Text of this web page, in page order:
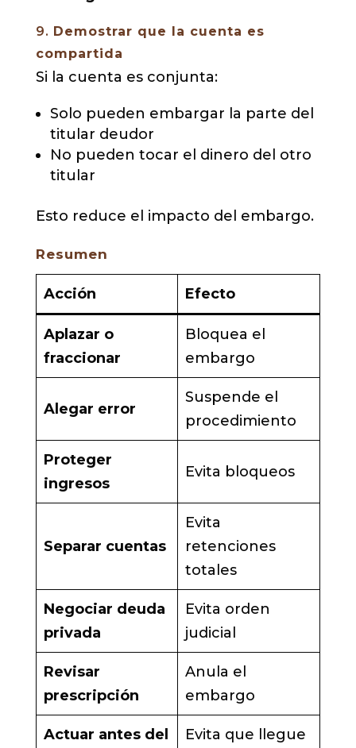
9. Demostrar que la cuenta es
compartida
Si la cuenta es conjunta:
Solo pueden embargar la parte del
titular deudor
No pueden tocar el dinero del otro
titular
Esto reduce el impacto del embargo.
Resumen
Acción Efecto
Aplazar o
fraccionar
Bloquea el
embargo
Alegar error
Suspende el
procedimiento
Proteger
ingresos
Evita bloqueos
Separar cuentas
Evita
retenciones
totales
Negociar deuda
privada
Evita orden
judicial
Revisar
prescripción
Anula el
embargo
Actuar antes del
Evita que llegue